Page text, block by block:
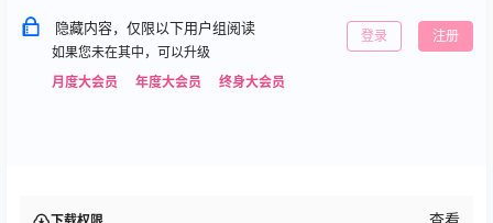
隐藏内容，仅限以下用户组阅读
如果您未在其中，可以升级
月度大会员
年度大会员 终身大会员
登录 注册
查看